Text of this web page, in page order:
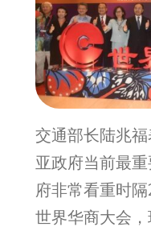
交通部长陆兆
亚政府当前最
府非常看重时
世界华商大会